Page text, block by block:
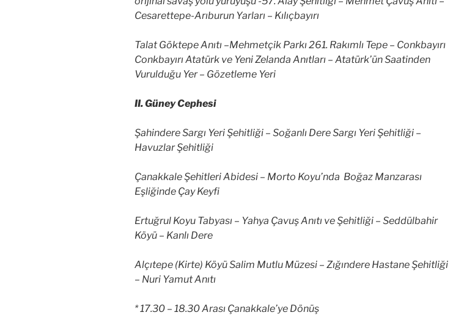
Cesarettepe-Arıburun Yarları – Kılıçbayırı
Talat Göktepe Anıtı –Mehmetçik Parkı 261. Rakımlı Tepe – Conkbayırı
Conkbayırı Atatürk ve Yeni Zelanda Anıtları – Atatürk’ün Saatinden
Vurulduğu Yer – Gözetleme Yeri
II. Güney Cephesi
Şahindere Sargı Yeri Şehitliği – Soğanlı Dere Sargı Yeri Şehitliği –
Havuzlar Şehitliği
Çanakkale Şehitleri Abidesi – Morto Koyu’nda Boğaz Manzarası
Eşliğinde Çay Keyfi
Ertuğrul Koyu Tabyası – Yahya Çavuş Anıtı ve Şehitliği – Seddülbahir
Köyü – Kanlı Dere
Alçıtepe (Kirte) Köyü Salim Mutlu Müzesi – Zığındere Hastane Şehitliği
– Nuri Yamut Anıtı
* 17.30 – 18.30 Arası Çanakkale’ye Dönüş